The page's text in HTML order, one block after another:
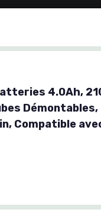
4.0Ah,
Démontables,
Compatible